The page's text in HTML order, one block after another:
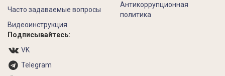
Часто задаваемые вопросы
Видеоинструкция
Антикоррупционная
политика
Подписывайтесь:
VK
Telegram